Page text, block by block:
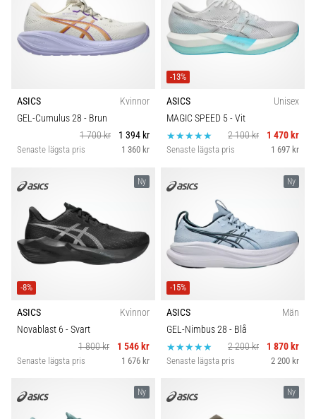
ASICS
Kvinnor
GEL-Cumulus 28 - Brun
1 700 kr
1 394 kr
Senaste lägsta pris 1 360 kr
-13%
ASICS
Unisex
MAGIC SPEED 5- Vit
2 100 kr
1 470 kr
Senaste lägsta pris 1 697 kr
Ny
-8%
ASICS
Kvinnor
Novablast 6 - Svart
1 800 kr
1 546 kr
Senaste lägsta pris 1 676 kr
Ny
-15%
ASICS
Män
GEL-Nimbus 28 - Blå
2 200 kr
1 870 kr
Senaste lägsta pris 2 200 kr
Ny Ny